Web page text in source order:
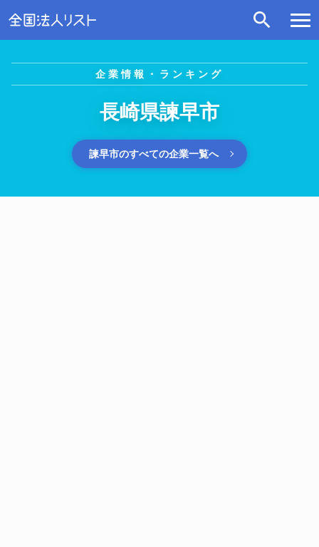
企業情報・ランキング
長崎県諫早市
諫早市のすべての企業一覧へ